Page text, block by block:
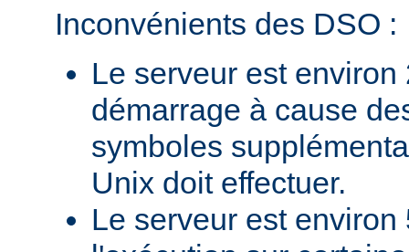
Inconvénients des DSO :
Le serveur est
démarrage à cause
symboles
Unix doit effectuer.
Le serveur est environ